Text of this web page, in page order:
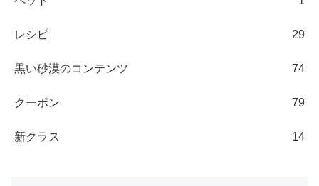
レシピ 29
黒い砂漠のコンテンツ 74
クーポン 79
新クラス 14